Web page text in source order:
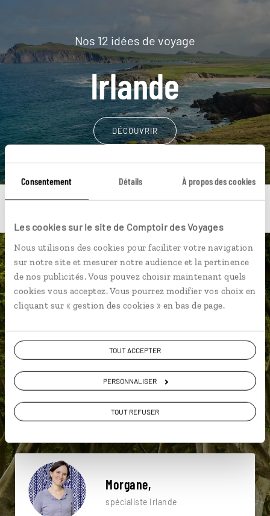
Consentement Détails À propos des cookies
Les cookies sur le site de Comptoir des Voyages
Nous utilisons des cookies pour faciliter votre navigation
sur notre site et mesurer notre audience et la pertinence
de nos publicités. Vous pouvez choisir maintenant quels
cookies vous acceptez. Vous pourrez modifier vos choix en
cliquant sur « gestion des cookies » en bas de page.
TOUT ACCEPTER
PERSONNALISER
TOUT REFUSER
Nos 12 idées de voyage
Irlande
DÉCOUVRIR
Une envie de voyage
particulière ?
Burren Cathédrale St Patrick
Adare Bunratty Chutes de Torc
Belfast
Morgane,
spécialiste Irlande